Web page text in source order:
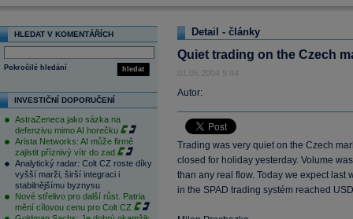
HLEDAT V KOMENTÁŘÍCH
hledat
Pokročilé hledání
INVESTIČNÍ DOPORUČENÍ
AstraZeneca jako sázka na
defenzivu mimo AI horečku
Arista Networks: AI může firmě
zajistit příznivý vítr do zad
Analytický radar: Colt CZ roste díky
vyšší marži, širší integraci i
stabilnějšímu byznysu
Nové střelivo pro další růst. Patria
mění cílovou cenu pro Colt CZ
Detail - články
Quiet trading on the Czech
01.06.2004 9:44
Autor:
Trading was very quiet on the Czech
closed for holiday yesterday. Volume
than any real flow. Today we expect last
in the SPAD trading systém reached